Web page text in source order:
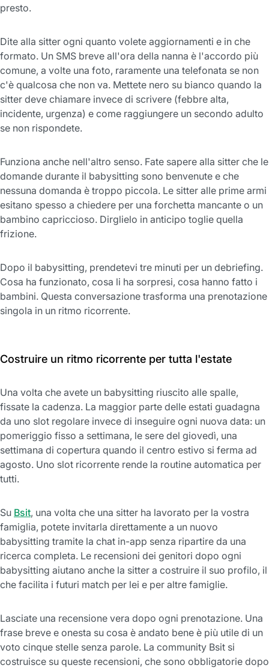
presto.
Dite alla sitter ogni quanto volete aggiornamenti e in che
formato. Un SMS breve all'ora della nanna è l'accordo più
comune, a volte una foto, raramente una telefonata se non
c'è qualcosa che non va. Mettete nero su bianco quando la
sitter deve chiamare invece di scrivere (febbre alta,
incidente, urgenza) e come raggiungere un secondo adulto
se non rispondete.
Funziona anche nell'altro senso. Fate sapere alla sitter che le
domande durante il babysitting sono benvenute e che
nessuna domanda è troppo piccola. Le sitter alle prime armi
esitano spesso a chiedere per una forchetta mancante o un
bambino capriccioso. Dirglielo in anticipo toglie quella
frizione.
Dopo il babysitting, prendetevi tre minuti per un debriefing.
Cosa ha funzionato, cosa li ha sorpresi, cosa hanno fatto i
bambini. Questa conversazione trasforma una prenotazione
singola in un ritmo ricorrente.
Costruire un ritmo ricorrente per tutta l'estate
Una volta che avete un babysitting riuscito alle spalle,
fissate la cadenza. La maggior parte delle estati guadagna
da uno slot regolare invece di inseguire ogni nuova data: un
pomeriggio fisso a settimana, le sere del giovedì, una
settimana di copertura quando il centro estivo si ferma ad
agosto. Uno slot ricorrente rende la routine automatica per
tutti.
Su Bsit, una volta che una sitter ha lavorato per la vostra
famiglia, potete invitarla direttamente a un nuovo
babysitting tramite la chat in-app senza ripartire da una
ricerca completa. Le recensioni dei genitori dopo ogni
babysitting aiutano anche la sitter a costruire il suo profilo, il
che facilita i futuri match per lei e per altre famiglie.
Lasciate una recensione vera dopo ogni prenotazione. Una
frase breve e onesta su cosa è andato bene è più utile di un
voto cinque stelle senza parole. La community Bsit si
costruisce su queste recensioni, che sono obbligatorie dopo